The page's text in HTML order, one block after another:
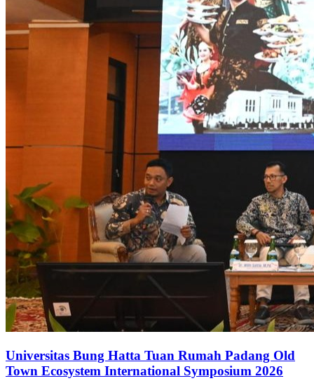
Universitas Bung Hatta Tuan Rumah Padang Old
Town Ecosystem International Symposium 2026